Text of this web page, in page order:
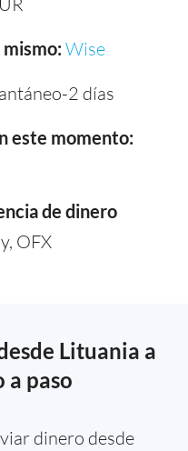
mismo: Wise
2 días
este momento:
de dinero
OFX
Lituania a
a paso
dinero desde